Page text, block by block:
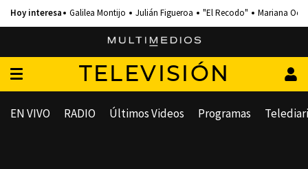
Galilea Montijo Julián Figueroa "El Recodo" Mariana
TELEVISIÓN
EN VIVO RADIO Últimos Videos Programas